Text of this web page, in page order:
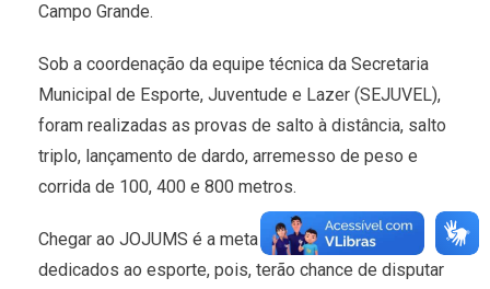
Campo Grande.
Sob a coordenação da equipe técnica da Secretaria
Municipal de Esporte, Juventude e Lazer (SEJUVEL),
foram realizadas as provas de salto à distância, salto
triplo, lançamento de dardo, arremesso de peso e
corrida de 100, 400 e 800 metros.
Chegar ao JOJUMS é a meta de muitos alunos
dedicados ao esporte, pois, terão chance de disputar